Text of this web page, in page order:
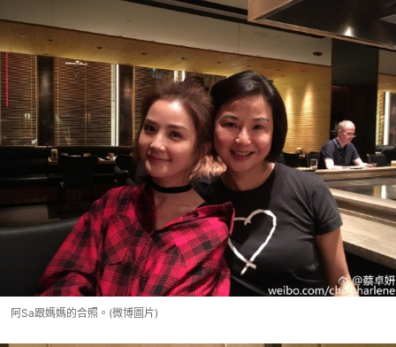
阿Sa跟媽媽的合照。(微博圖片)